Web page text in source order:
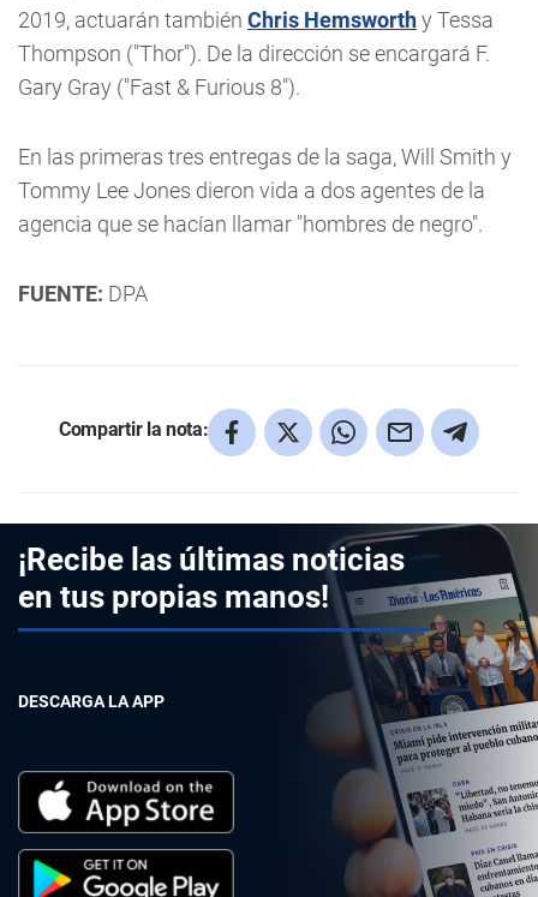
2019, actuarán también Chris Hemsworthy Tessa
Thompson ("Thor"). De la dirección se encargará F.
Gary Gray ("Fast & Furious 8").
En las primeras tres entregas de la saga, Will Smith y
Tommy Lee Jones dieron vida a dos agentes de la
agencia que se hacían llamar "hombres de negro".
FUENTE: DPA
Compartir la nota:
¡Recibe las últimas noticias
en tus propias manos!
DESCARGA LA APP